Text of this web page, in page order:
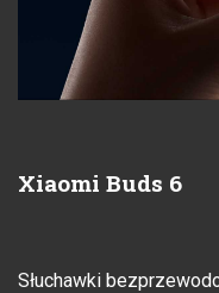
Xiaomi Buds 6
Słuchawki